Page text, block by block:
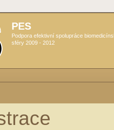
PES
Podpora efektivní spolupráce
sféry 2009 - 2012